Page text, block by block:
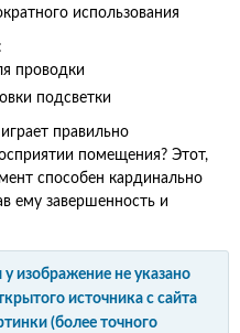
использования
проводки
подсветки
правильно
помещения? Этот,
способен кардинально
ему завершенность и
изображение не указано
источника с сайта
(более точного